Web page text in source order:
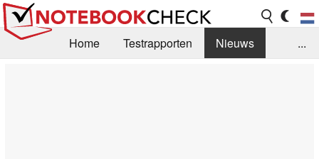
Home Testrapporten
Nieuws
...